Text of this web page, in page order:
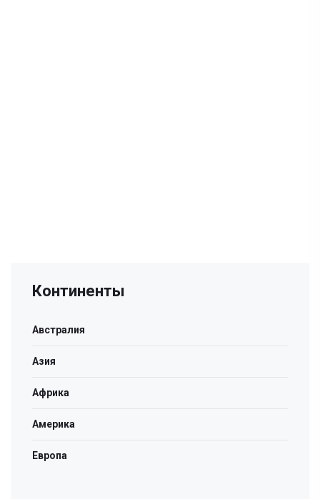
Континенты
Австралия
Азия
Африка
Америка
Европа